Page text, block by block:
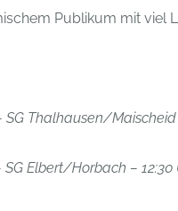
Publikum mit viel
SG Thalhausen/Maischeid
SG Elbert/Horbach – 12:30